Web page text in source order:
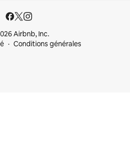
Airbnb, Inc.
Conditions générales